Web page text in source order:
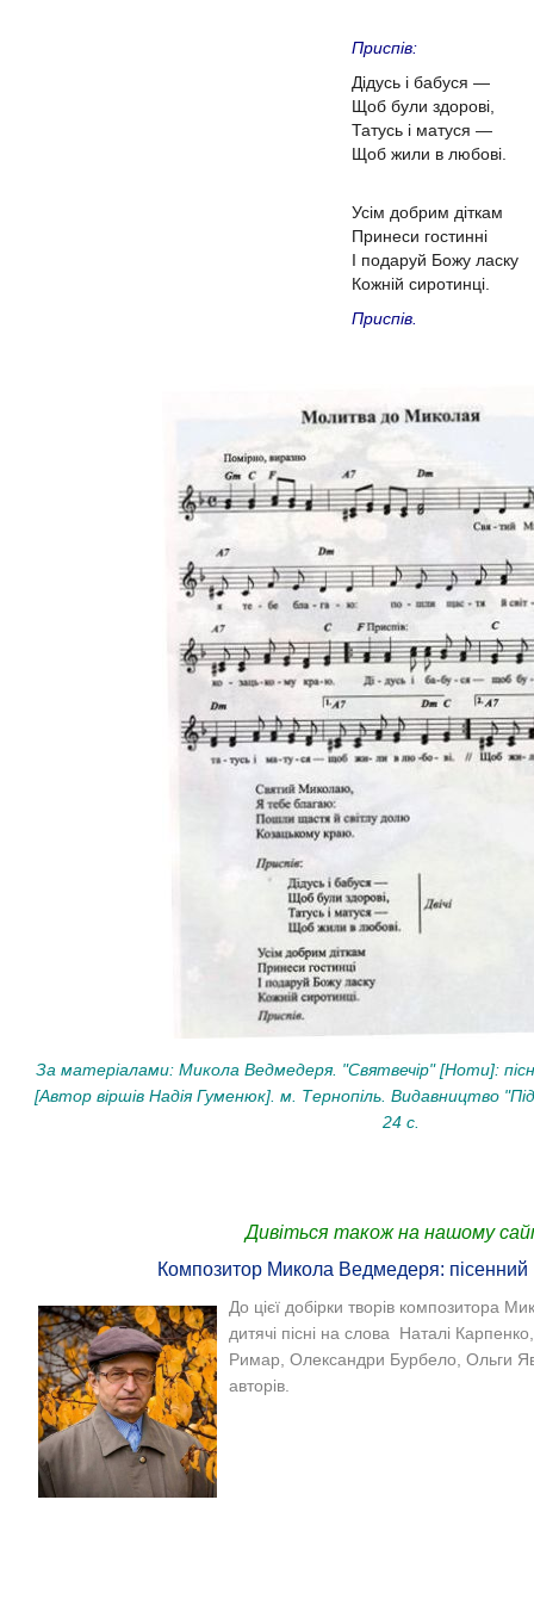
Приспів:
Дідусь і бабуся —
Щоб були здорові,
Татусь і матуся —
Щоб жили в любові.
Усім добрим діткам
Принеси гостинні
І подаруй Божу ласку
Кожній сиротинці.
Приспів.
За матеріалами: Микола Ведмедеря. "Святвечір" [Ноти]:
[Автор віршів Надія Гуменюк]. м. Тернопіль. Видавництво
24 с.
Дивіться також на нашому
Композитор Микола Ведмедеря: пісенний
До цієї добірки творів композитора
дитячі пісні на слова Наталі
Римар, Олександри Бурбело, Ольги
авторів.